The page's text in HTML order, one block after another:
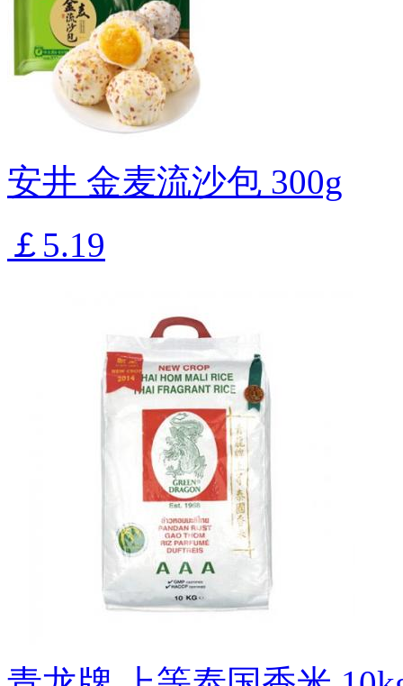
安井 金麦流沙包 300g
￡5.19